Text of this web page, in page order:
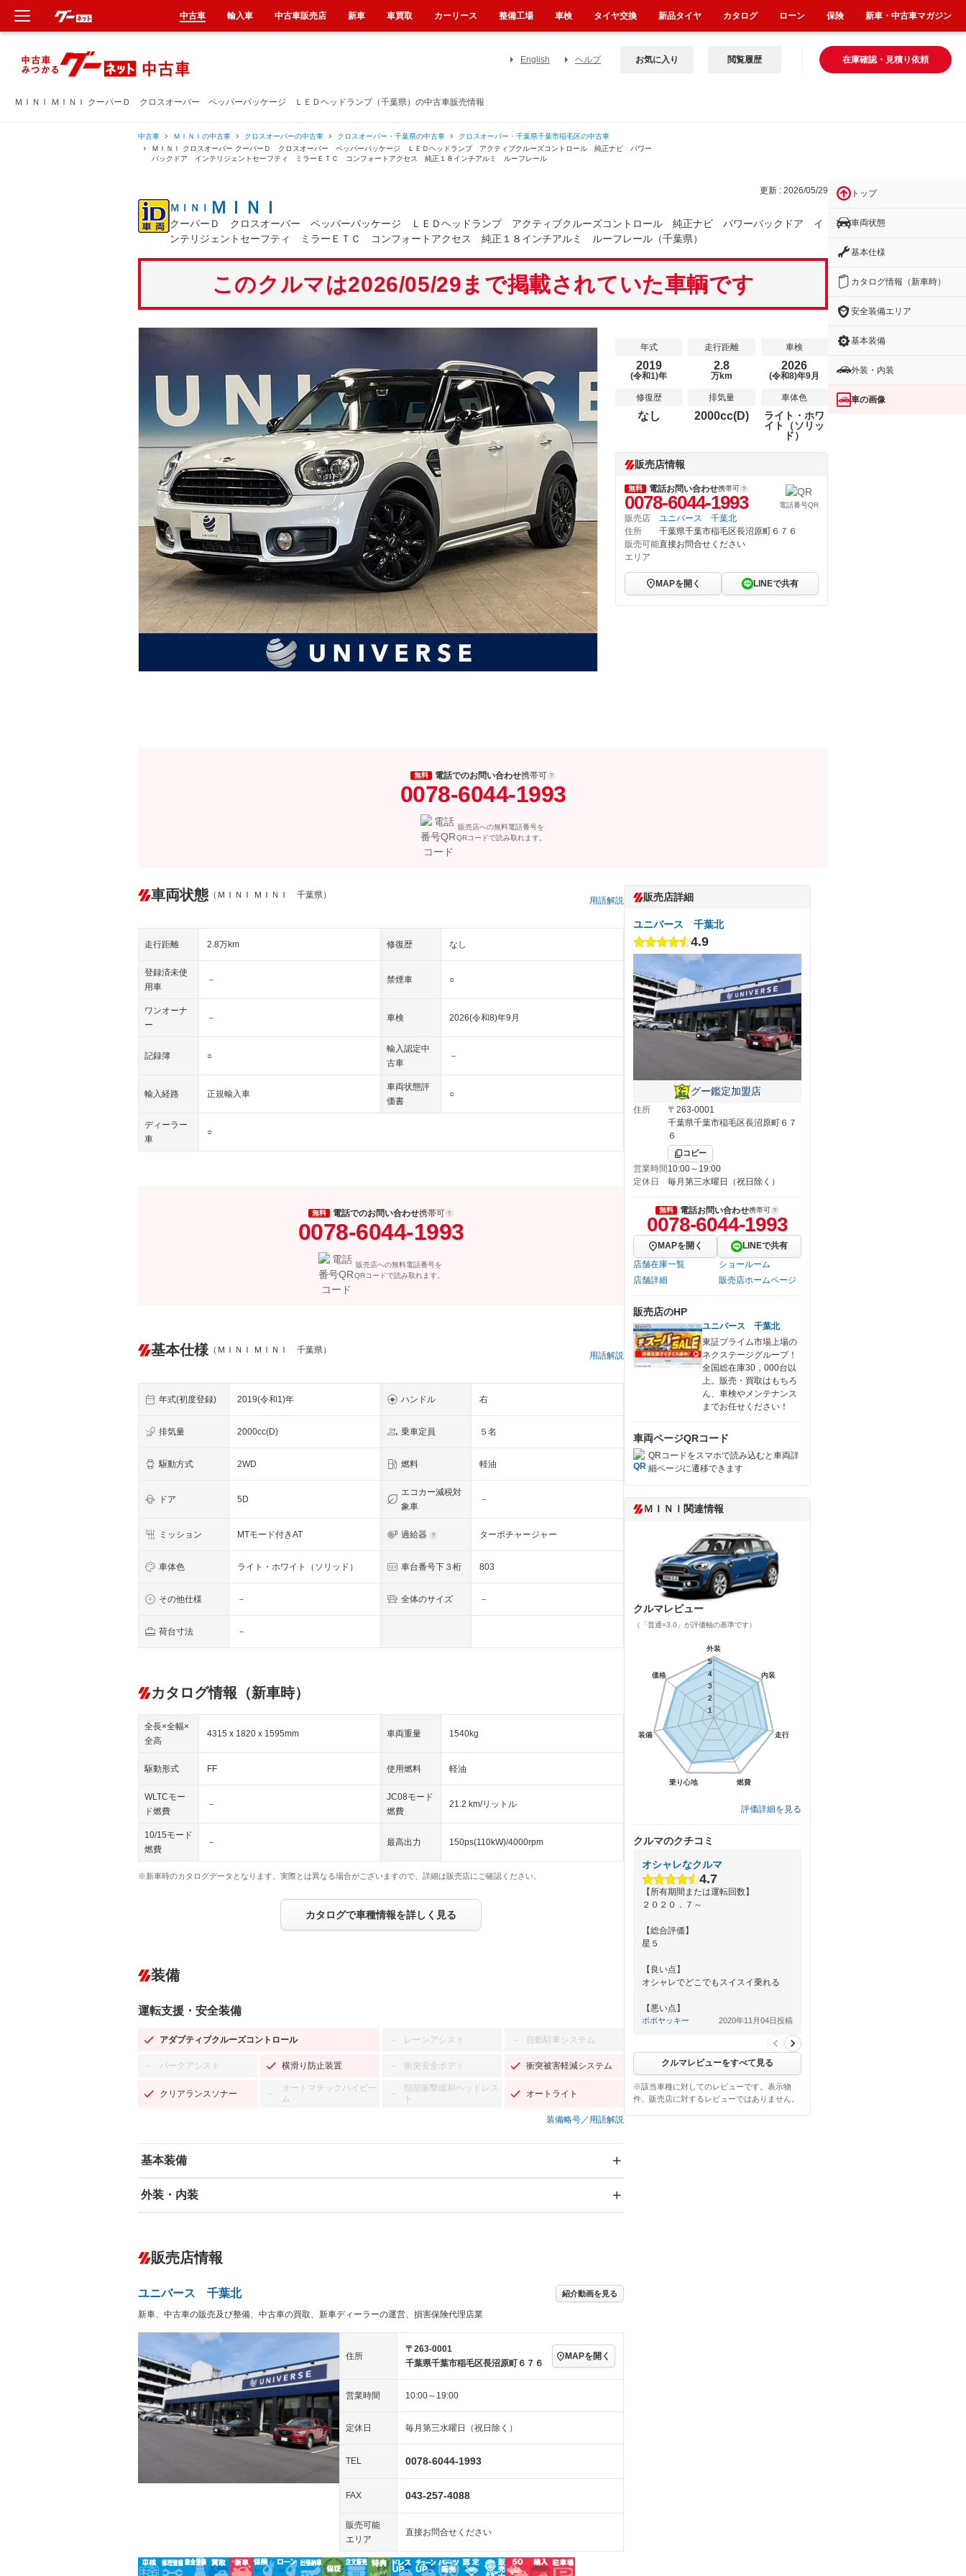
ＭＩＮＩ ＭＩＮＩ クーパーＤ クロスオーバー ペッパーパッケージ ＬＥＤヘッドランプ（千葉県）の中古車販売情報
English ヘルプ 在庫確認・見積り依頼
お気に入り 閲覧履歴
中古車 ＭＩＮＩの中古車 クロスオーバーの中古車 クロスオーバー・千葉県の中古車
クロスオーバー・千葉県千葉市稲毛区の中古車
ＭＩＮＩ クロスオーバー クーパーＤ クロスオーバー ペッパーパッケージ ＬＥＤヘッドランプ アクティブクルーズコントロール 純正ナビ パワー
バックドア インテリジェントセーフティ ミラーＥＴＣ コンフォートアクセス 純正１８インチアルミ ルーフレール
更新 : 2026/05/29
ＭＩＮＩ ＭＩＮＩ
クーパーＤ クロスオーバー ペッパーパッケージ ＬＥＤヘッドランプ アクティブクルーズコントロール 純正ナビ パワーバックドア イ
ンテリジェントセーフティ ミラーＥＴＣ コンフォートアクセス 純正１８インチアルミ ルーフレール（千葉県）
このクルマは2026/05/29まで掲載されていた車輌です
年式
2019
(令和1)年
走行距離
2.8
万km
車検
2026
(令和8)年9月
修復歴
なし
排気量
2000cc(D)
車体色
ライト・ホワ
イト（ソリッ
ド）
販売店情報
無料 電話お問い合わせ携帯可
0078-6044-1993 電話番号QR
販売店
ユニバース 千葉北
住所
千葉県千葉市稲毛区長沼原町６７６
販売可能
エリア
直接お問合せください
MAPを開く LINEで共有
無料 電話でのお問い合わせ携帯可
0078-6044-1993
販売店への無料電話番号を
QRコードで読み取れます。
車両状態 （ＭＩＮＩ ＭＩＮＩ 千葉県）
用語解説
走行距離 2.8万km 修復歴 なし
登録済未使
用車
－ 禁煙車 ○
ワンオーナ
ー
－ 車検 2026(令和8)年9月
記録簿 ○
輸入認定中
古車
－
輸入経路 正規輸入車
車両状態評
価書
○
ディーラー
車
○
無料 電話でのお問い合わせ携帯可
0078-6044-1993
販売店への無料電話番号を
QRコードで読み取れます。
基本仕様 （ＭＩＮＩ ＭＩＮＩ 千葉県）
用語解説
年式(初度登録) 2019(令和1)年 ハンドル 右
排気量 2000cc(D) 乗車定員 ５名
駆動方式 2WD 燃料 軽油
ドア 5D
エコカー減税対
象車
－
ミッション MTモード付きAT 過給器 ターボチャージャー
車体色 ライト・ホワイト（ソリッド） 車台番号下３桁 803
その他仕様 － 全体のサイズ －
荷台寸法 －
カタログ情報（新車時）
全長×全幅×
全高
4315 x 1820 x 1595mm 車両重量 1540kg
駆動形式 FF 使用燃料 軽油
WLTCモー
ド燃費
－
JC08モード
燃費
21.2 km/リットル
10/15モード
燃費
－ 最高出力 150ps(110kW)/4000rpm
※新車時のカタログデータとなります。実際とは異なる場合がございますので、詳細は販売店にご確認ください。
カタログで車種情報を詳しく見る
装備
運転支援・安全装備
アダプティブクルーズコントロール － レーンアシスト － 自動駐車システム
－ パークアシスト 横滑り防止装置 － 衝突安全ボディ 衝突被害軽減システム
クリアランスソナー －
オートマチックハイビー
ム
－
頸部衝撃緩和ヘッドレス
ト
オートライト
装備略号／用語解説
基本装備
エアバッグ：運転席/助手席/サイド
－ ダウンヒルアシストコントロール
Bluetooth接続 センターデフロック
装備略号／用語解説
外装・内装
－ オーディオ
－
ヘッドライトウォッシャ
ー
キーレス
LEDヘッドランプ － HID(キセノンライト) － ポータブルナビ
スマートキー ローダウン
－ ランフラットタイヤ － パワーシート 3列シート － ベンチシート
－ フルフラットシート － チップアップシート オットマン
－ シートヒーター － ウォークスルー 後席モニター
－ シートエアコン
販売店情報
ユニバース 千葉北 紹介動画を見る
新車、中古車の販売及び整備、中古車の買取、新車ディーラーの運営、損害保険代理店業
住所
〒263-0001
千葉県千葉市稲毛区長沼原町６７６
MAPを開く
営業時間 10:00～19:00
定休日 毎月第三水曜日（祝日除く）
TEL 0078-6044-1993
FAX 043-257-4088
販売可能
エリア
直接お問合せください
販売店詳細
ユニバース 千葉北
4.9
グー鑑定加盟店
住所
〒263-0001
千葉県千葉市稲毛区長沼原町６７
６
コピー
営業時間10:00～19:00
定休日
毎月第三水曜日（祝日除く）
無料 電話お問い合わせ携帯可
0078-6044-1993
MAPを開く
LINEで共有
店舗在庫一覧
ショールーム
店舗詳細
販売店ホームページ
販売店のHP
ユニバース 千葉北
東証プライム市場上場の
ネクステージグループ！
全国総在庫30，000台以
上。販売・買取はもちろ
ん、車検やメンテナンス
までお任せください！
車両ページQRコード
QRコードをスマホで読み込むと車両詳
細ページに遷移できます
ＭＩＮＩ関連情報
クルマレビュー
（「普通=3.0」が評価軸の基準です）
外装
内装
走行
燃費
乗り心地
装備
価格
1
2
3
4
5
外装
内装
走行
燃費
乗り心地
装備
価格
1
2
3
4
5
評価詳細を見る
クルマのクチコミ
オシャレなクルマ
4.7
【所有期間または運転回数】
２０２０．７～
【総合評価】
星５
【良い点】
オシャレでどこでもスイスイ乗れる
【悪い点】
燃費が悪いかな（笑）でも満足してい
ボボヤッキー 2020年11月04日投稿
クルマレビューをすべて見る
※該当車種に対してのレビューです。表示物
件、販売店に対するレビューではありません。
トップ
車両状態
基本仕様
カタログ情報（新車時）
安全装備エリア
基本装備
外装・内装
車の画像
中古車 輸入車 中古車販売店 新車 車買取 カーリース 整備工場 車検 タイヤ交換 新品タイヤ カタログ ローン 保険 新車・中古車マガジン
新車
中古車